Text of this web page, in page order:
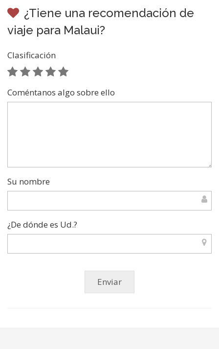
¿Tiene una recomendación de
viaje para Malaui?
Clasificación
Coméntanos algo sobre ello
Su nombre
¿De dónde es Ud.?